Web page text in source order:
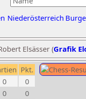
Niederösterreich
Elsässer (Grafik
Pkt.
0
0
0
0